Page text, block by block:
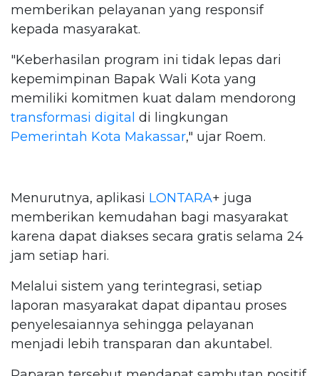
memberikan pelayanan yang responsif
kepada masyarakat.
"Keberhasilan program ini tidak lepas dari
kepemimpinan Bapak Wali Kota yang
memiliki komitmen kuat dalam mendorong
transformasi digital di lingkungan
Pemerintah Kota Makassar," ujar Roem.
Menurutnya, aplikasi LONTARA+ juga
memberikan kemudahan bagi masyarakat
karena dapat diakses secara gratis selama 24
jam setiap hari.
Melalui sistem yang terintegrasi, setiap
laporan masyarakat dapat dipantau proses
penyelesaiannya sehingga pelayanan
menjadi lebih transparan dan akuntabel.